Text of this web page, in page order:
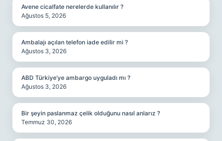
Avene cicalfate nerelerde kullanılır ?
Ağustos 5, 2026
Ambalajı açılan telefon iade edilir mi ?
Ağustos 3, 2026
ABD Türkiye’ye ambargo uyguladı mı ?
Ağustos 3, 2026
Bir şeyin paslanmaz çelik olduğunu nasıl anlarız ?
Temmuz 30, 2026